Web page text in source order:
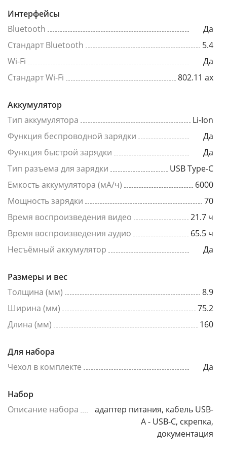
Интерфейсы
Bluetooth
Да
Стандарт Bluetooth
5.4
Wi-Fi
Да
Стандарт Wi-Fi
802.11 ax
Аккумулятор
Тип аккумулятора
Li-Ion
Функция беспроводной зарядки
Да
Функция быстрой зарядки
Да
Тип разъема для зарядки
USB Type-C
Емкость аккумулятора (мА/ч)
6000
Мощность зарядки
70
Время воспроизведения видео
21.7 ч
Время воспроизведения аудио
65.5 ч
Несъёмный аккумулятор
Да
Размеры и вес
Толщина (мм)
8.9
Ширина (мм)
75.2
Длина (мм)
160
Для набора
Чехол в комплекте
Да
Набор
Описание набора
адаптер питания, кабель USB-
A - USB-C, скрепка,
документация